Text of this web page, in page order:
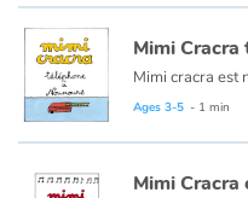
At school
Festivals and events
Social issues
Mimi
Ages 3-5 - 1 min
Mimi Cracra